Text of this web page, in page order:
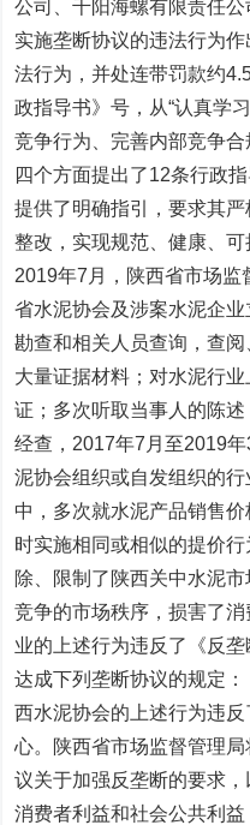
公司、千阳海螺有限责任公
实施垄断协议的违法行为
法行为，并处连带罚款约
政指导书》号，从“认真学
竞争行为、完善内部竞争
四个方面提出了12条行政
提供了明确指引，要求其
整改，实现规范、健康、可
2019年7月，陕西省市场
省水泥协会及涉案水泥企
勘查和相关人员查询，查
大量证据材料；对水泥行
证；多次听取当事人的陈述
经查，2017年7月至2019
泥协会组织或自发组织的
中，多次就水泥产品销售
时实施相同或相似的提价
除、限制了陕西关中水泥
竞争的市场秩序，损害了
业的上述行为违反了《反
达成下列垄断协议的规定
西水泥协会的上述行为违
心。陕西省市场监督管理
议关于加强反垄断的要求
消费者利益和社会公共利